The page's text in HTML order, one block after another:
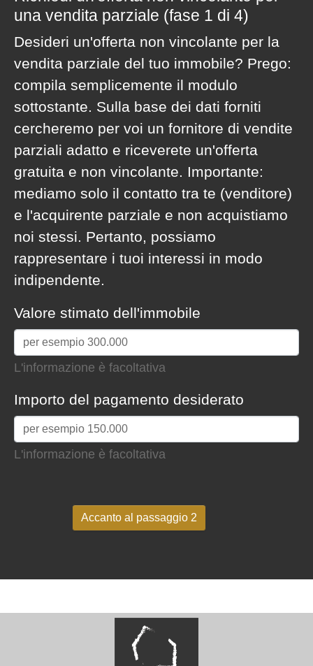
una vendita parziale (fase 1 di 4)
Desideri un'offerta non vincolante per la
vendita parziale del tuo immobile? Prego:
compila semplicemente il modulo
sottostante. Sulla base dei dati forniti
cercheremo per voi un fornitore di vendite
parziali adatto e riceverete un'offerta
gratuita e non vincolante. Importante:
mediamo solo il contatto tra te (venditore)
e l'acquirente parziale e non acquistiamo
noi stessi. Pertanto, possiamo
rappresentare i tuoi interessi in modo
indipendente.
Valore stimato dell'immobile
L'informazione è facoltativa
Importo del pagamento desiderato
L'informazione è facoltativa
Accanto al passaggio 2